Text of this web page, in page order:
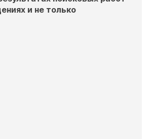
и не только